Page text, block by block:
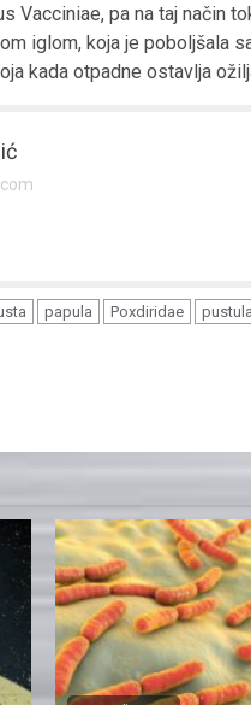
Vacciniae, pa na taj način
iglom, koja je poboljšala
kada otpadne ostavlja
papula Poxdiridae pustula